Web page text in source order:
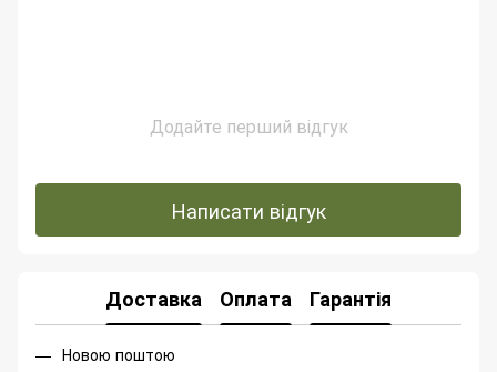
Додайте перший відгук
Написати відгук
Доставка Оплата Гарантія
Новою поштою